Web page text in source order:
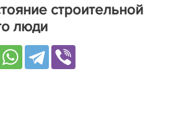
строительной
люди